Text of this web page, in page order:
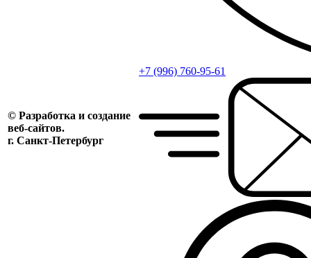
© Разработка и создание
веб-сайтов.
г. Санкт-Петербург
+7 (996) 760-95-61